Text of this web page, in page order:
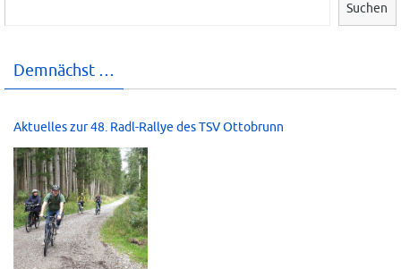
Suchen
Demnächst …
Aktuelles zur 48. Radl-Rallye des TSV Ottobrunn